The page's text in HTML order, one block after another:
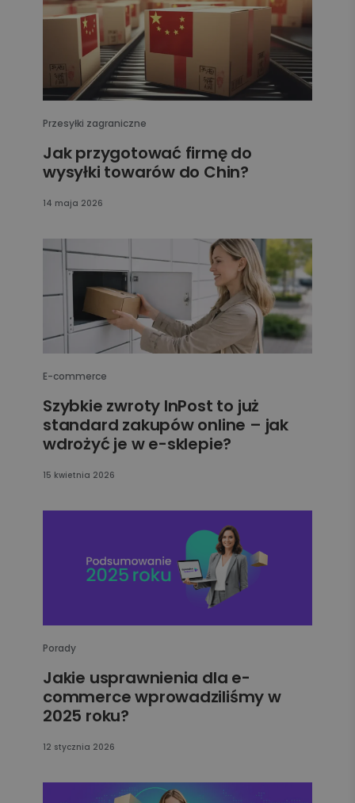
Przesyłki zagraniczne
Jak przygotować firmę do
wysyłki towarów do Chin?
14 maja 2026
E-commerce
Szybkie zwroty InPost to już
standard zakupów online – jak
wdrożyć je w e-sklepie?
15 kwietnia 2026
Porady
Jakie usprawnienia dla e-
commerce wprowadziliśmy w
2025 roku?
12 stycznia 2026